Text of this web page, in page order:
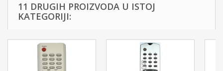
11 DRUGIH PROIZVODA U ISTOJ
KATEGORIJI: